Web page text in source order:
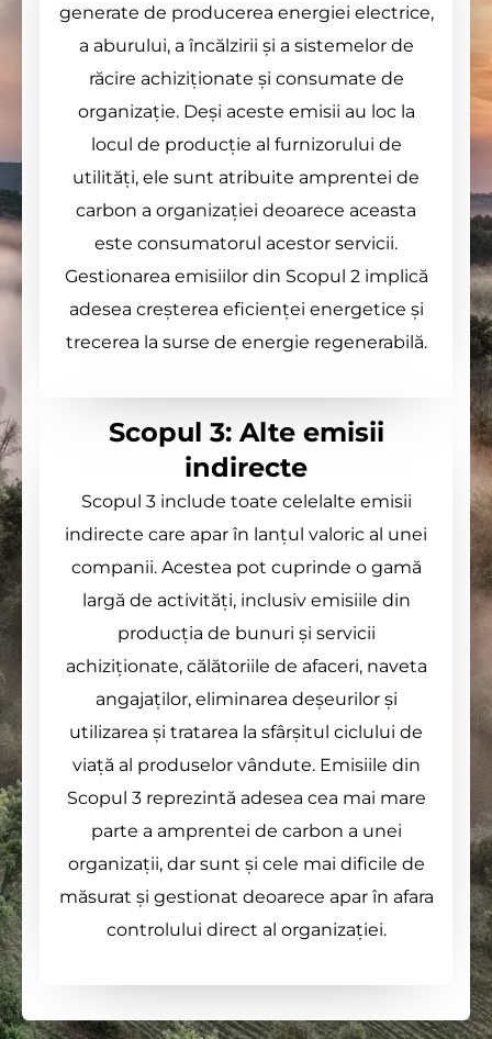
generate de producerea energiei electrice,
a aburului, a încălzirii și a sistemelor de
răcire achiziționate și consumate de
organizație. Deși aceste emisii au loc la
locul de producție al furnizorului de
utilități, ele sunt atribuite amprentei de
carbon a organizației deoarece aceasta
este consumatorul acestor servicii.
Gestionarea emisiilor din Scopul 2 implică
adesea creșterea eficienței energetice și
trecerea la surse de energie regenerabilă.
Scopul 3: Alte emisii
indirecte
Scopul 3 include toate celelalte emisii
indirecte care apar în lanțul valoric al unei
companii. Acestea pot cuprinde o gamă
largă de activități, inclusiv emisiile din
producția de bunuri și servicii
achiziționate, călătoriile de afaceri, naveta
angajaților, eliminarea deșeurilor și
utilizarea și tratarea la sfârșitul ciclului de
viață al produselor vândute. Emisiile din
Scopul 3 reprezintă adesea cea mai mare
parte a amprentei de carbon a unei
organizații, dar sunt și cele mai dificile de
măsurat și gestionat deoarece apar în afara
controlului direct al organizației.